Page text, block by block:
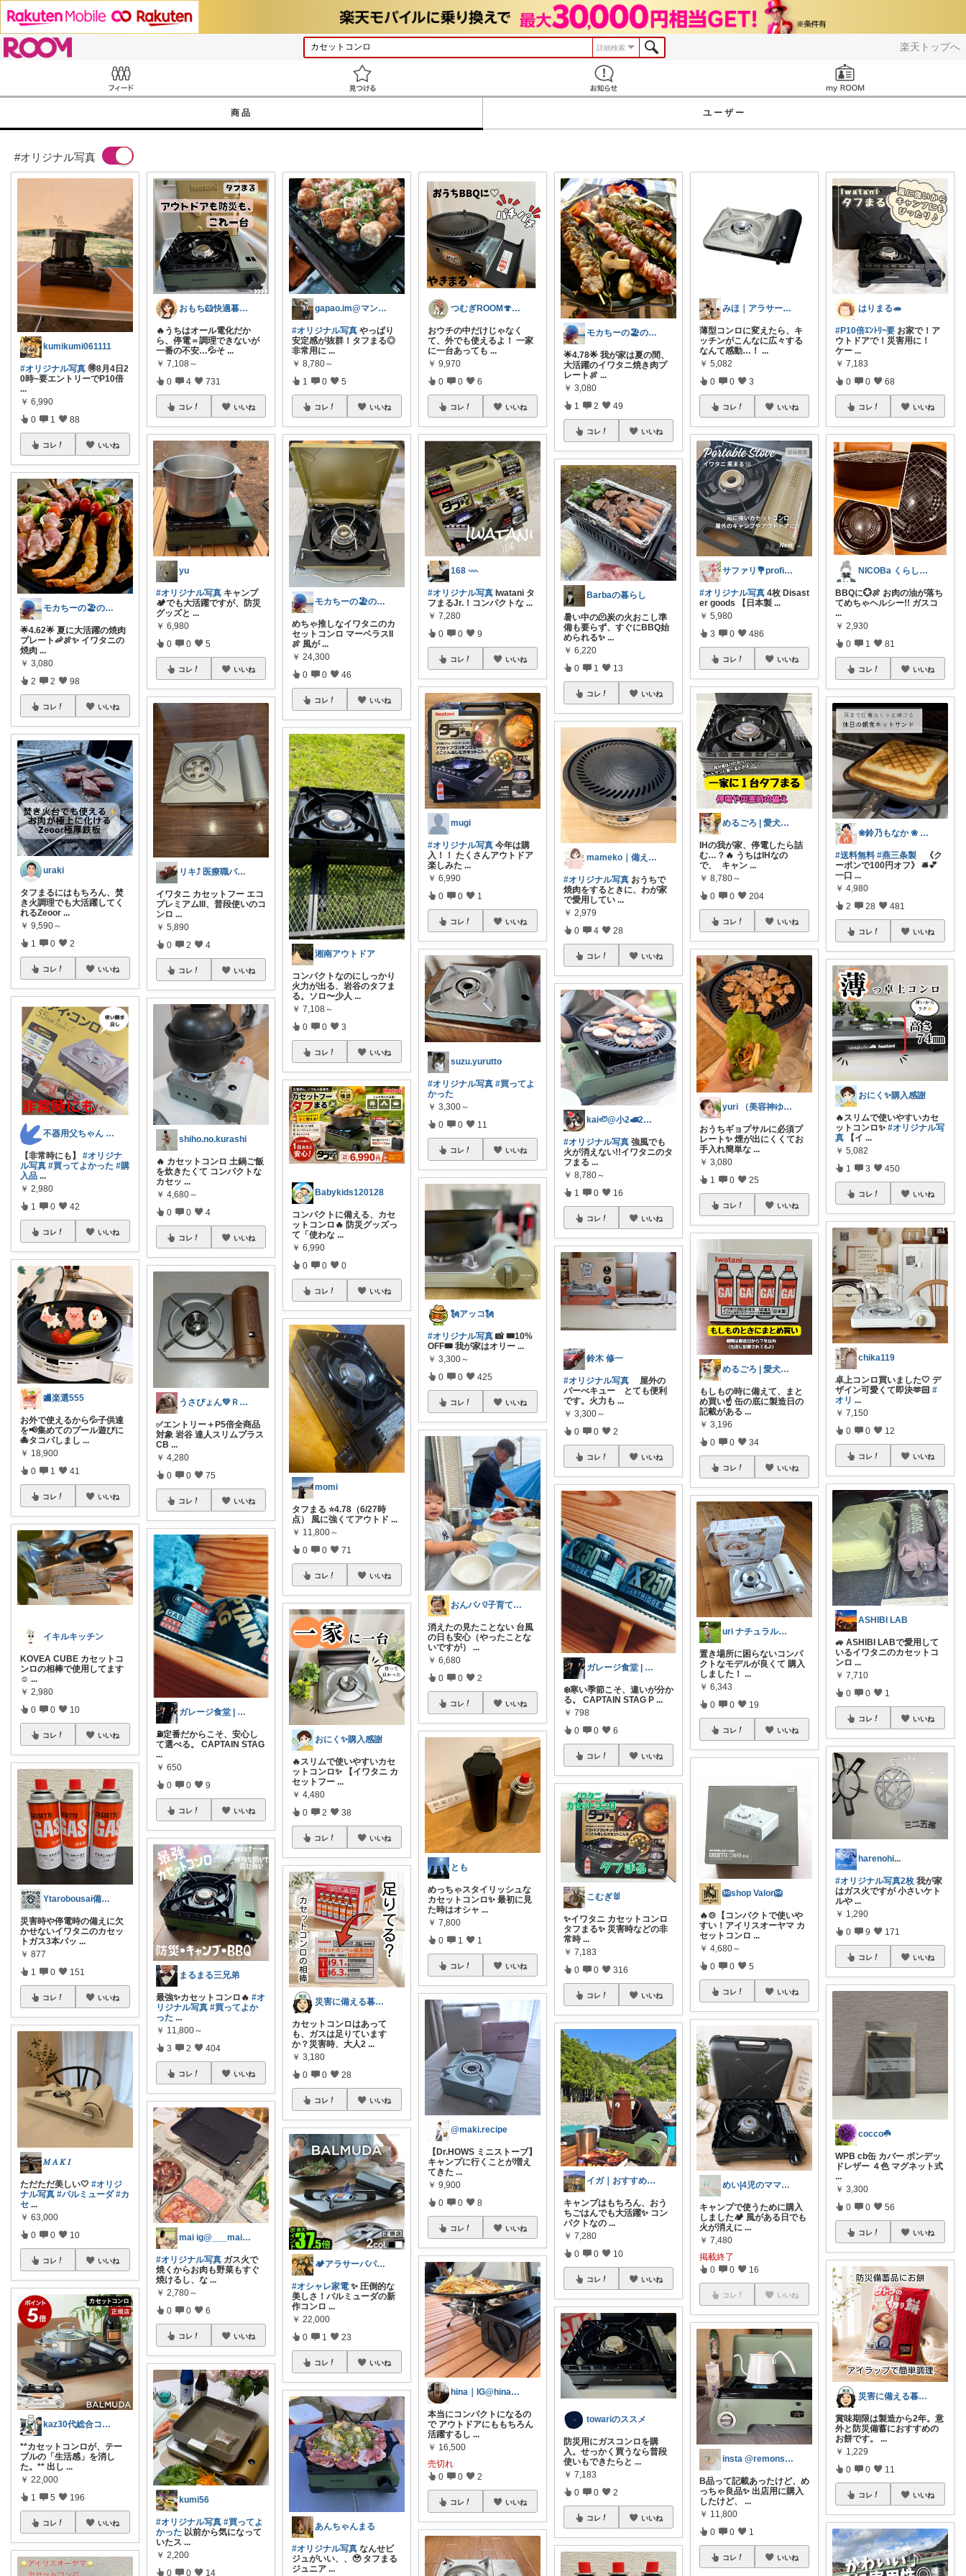
楽天トップへ
詳細検索
商品 ユーザー
#オリジナル写真
kumikumi061111
#オリジナル写真 🉐8月4日2
0時~要エントリーでP10倍
...
￥ 6,990
0 1 88
コレ いいね
モカちーの🏖️のんびりライフ🐈✨
🌟4.62🌟 夏に大活躍の焼肉
プレート🦐🍖✨ イワタニの
焼肉 ...
￥ 3,080
2 2 98
コレ いいね
uraki
タフまるにはもちろん、焚
き火調理でも大活躍してく
れるZeoor ...
￥ 9,590～
1 0 2
コレ いいね
不器用父ちゃん 送料無料お得スイーツ🍩
【非常時にも】 #オリジナ
ル写真 #買ってよかった #購
入品 ...
￥ 2,980
1 0 42
コレ いいね
🏬楽選555
お外で使えるから💦子供達
を📢集めてのプール遊びに
🐙タコパしまし ...
￥ 18,900
0 1 41
コレ いいね
イキルキッチン
KOVEA CUBE カセットコ
ンロの相棒で使用してます
☺︎ ...
￥ 2,980
0 0 10
コレ いいね
Ytarobousai備蓄食料、防災用品
災害時や停電時の備えに欠
かせないイワタニのカセッ
トガス3本パッ ...
￥ 877
1 0 151
コレ いいね
𝑀 𝐴 𝐾 𝐼
ただただ美しい🤍 #オリジ
ナル写真 #バルミューダ #カ
セ ...
￥ 63,000
0 0 10
コレ いいね
kaz30代総合コンサル勤務の日常買物
**カセットコンロが、テー
ブルの「生活感」を消し
た。** 出し ...
￥ 22,000
1 5 196
コレ いいね
おもち🐹快適暮らし🌸オリ写🪴
🔥うちはオール電化だか
ら、停電＝調理できないが
一番の不安…💦そ ...
￥ 7,108～
0 4 731
コレ いいね
yu
#オリジナル写真 キャンプ
🏕️でも大活躍ですが、防災
グッズと ...
￥ 6,980
0 0 5
コレ いいね
リキ⤴️ 医療職パパの防災備蓄
イワタニ カセットフー エコ
プレミアムIII、普段使いのコ
ンロ ...
￥ 5,890
0 2 4
コレ いいね
shiho.no.kurashi
🔥 カセットコンロ 土鍋ご飯
を炊きたくて コンパクトな
カセッ ...
￥ 4,680～
0 0 4
コレ いいね
うさぴょん💚ＲＯＯＭ♡６歳になりました
✅エントリー＋P5倍全商品
対象 岩谷 達人スリムプラス
CB ...
￥ 4,280
0 0 75
コレ いいね
ガレージ食堂 | 開業準備中
⛽定番だからこそ、安心し
て選べる。 CAPTAIN STAG
...
￥ 650
0 0 9
コレ いいね
まるまる三兄弟
最強✨カセットコンロ🔥#オ
リジナル写真 #買ってよか
った ...
￥ 11,800～
3 2 404
コレ いいね
mai ig@___maidayo
#オリジナル写真 ガス火で
焼くからお肉も野菜もすぐ
焼けるし、な ...
￥ 2,780～
0 0 6
コレ いいね
kumi56
#オリジナル写真 #買ってよ
かった 以前から気になって
いたス ...
￥ 2,200
0 0 14
gapao.im@マンションリノベ
#オリジナル写真 やっぱり
安定感が抜群！タフまる◎
非常用に ...
￥ 8,780～
1 0 5
コレ いいね
モカちーの🏖️のんびりライフ🐈✨
めちゃ推しなイワタニのカ
セットコンロ マーベラスII
🍖 風が ...
￥ 24,300
0 0 46
コレ いいね
湘南アウトドア
コンパクトなのにしっかり
火力が出る、岩谷のタフま
る。ソロ〜少人 ...
￥ 7,108～
0 0 3
コレ いいね
Babykids120128
コンパクトに備える、カセ
ットコンロ🔥 防災グッズっ
て「使わな ...
￥ 6,990
0 0 0
コレ いいね
momi
タフまる ⭐️4.78（6/27時
点） 風に強くてアウトド ...
￥ 11,800～
0 0 71
コレ いいね
おにく✨購入感謝
🔥スリムで使いやすいカセ
ットコンロ✨ 【イワタニ カ
セットフー ...
￥ 4,480
0 2 38
コレ いいね
災害に備える暮らし
カセットコンロはあって
も、ガスは足りています
か？災害時、大人2 ...
￥ 3,180
0 0 28
コレ いいね
🏕️アラサーパパのリハビリ LIFE
#オシャレ家電 ✨ 圧倒的な
美しさ！バルミューダの新
作コンロ...
￥ 22,000
0 1 23
コレ いいね
あんちゃんまる
#オリジナル写真 なんせビ
ジュがいい、、🥹 タフまる
ジュニア ...
つむぎROOM🍄ゆるりと整う暮らし👬
おウチの中だけじゃなく
て、外でも使えるよ！ 一家
に一台あっても ...
￥ 9,970
0 0 6
コレ いいね
168 𓇠
#オリジナル写真 Iwatani タ
フまるJr.！コンパクトな ...
￥ 7,280
0 0 9
コレ いいね
mugi
#オリジナル写真 今年は購
入！！ たくさんアウトドア
楽しみた ...
￥ 6,990
0 0 1
コレ いいね
suzu.yurutto
#オリジナル写真 #買ってよ
かった
￥ 3,300～
0 0 11
コレ いいね
🗽アッコ🗽
#オリジナル写真 📸 🎟10%
OFF🎟 我が家はオリー ...
￥ 3,300～
0 0 425
コレ いいね
おんパパ/子育て韓国パパ/子供服/便利G
消えたの見たことない 台風
の日も安心（やったことな
いですが）...
￥ 6,680
0 0 2
コレ いいね
とも
めっちゃスタイリッシュな
カセットコンロ✨ 最初に見
た時はオシャ ...
￥ 7,800
0 1 1
コレ いいね
@maki.recipe
【Dr.HOWS ミニストーブ】
キャンプに行くことが増え
てきた ...
￥ 9,900
0 0 8
コレ いいね
hina｜IG@hinako196
本当にコンパクトになるの
で アウトドアにももちろん
活躍するし...
￥ 16,500
売切れ
0 0 2
コレ いいね
モカちーの🏖️のんびりライフ🐈✨
🌟4.78🌟 我が家は夏の間、
大活躍のイワタニ焼き肉プ
レート🍖 ...
￥ 3,080
1 2 49
コレ いいね
Barbaの暮らし
暑い中の🫠炭の火おこし準
備も要らず、すぐにBBQ始
められる✨...
￥ 6,220
0 1 13
コレ いいね
mameko｜備える暮らし
#オリジナル写真 おうちで
焼肉をするときに、わが家
で愛用してい ...
￥ 2,979
0 4 28
コレ いいね
kai🦥@小2🚅2歳🎀
#オリジナル写真 強風でも
火が消えない!!イワタニのタ
フまる ...
￥ 8,780～
1 0 16
コレ いいね
鈴木 修一
#オリジナル写真 屋外の
バーべキュー とても便利
です。火力も ...
￥ 3,300～
0 0 2
コレ いいね
ガレージ食堂 | 開業準備中
❄️寒い季節こそ、違いが分か
る。 CAPTAIN STAG P ...
￥ 798
0 0 6
コレ いいね
こむぎ🐰
✨イワタニ カセットコンロ
タフまる✨ 災害時などの非
常時 ...
￥ 7,183
0 0 316
コレ いいね
イガ｜おすすめCampGoods
キャンプはもちろん、おう
ちごはんでも大活躍✨ コン
パクトなの ...
￥ 7,280
0 0 10
コレ いいね
towariのススメ
防災用にガスコンロを購
入。せっかく買うなら普段
使いもできたらと ...
￥ 7,183
0 0 2
コレ いいね
みほ｜アラサー主婦｜共働き｜2児育児中
薄型コンロに変えたら、キ
ッチンがこんなに広々する
なんて感動…！ ...
￥ 5,082
0 0 3
コレ いいね
サファリ‎💐profileにてお礼
#オリジナル写真 4枚 Disast
er goods 【日本製 ...
￥ 5,980
3 0 486
コレ いいね
めるごろ | 愛犬と見つける幸せセレクト
IHの我が家、停電したら詰
む…？🔥 うちはIHなの
で、 キャン ...
￥ 8,780～
0 0 204
コレ いいね
yuri （美容神ゆりちゃん）
おうちギョプサルに必須プ
レート✨ 煙が出にくくてお
手入れ簡単な ...
￥ 3,080
1 0 25
コレ いいね
めるごろ | 愛犬と見つける幸せセレクト
もしもの時に備えて、まと
め買い☝️ 缶の底に製造日の
記載がある ...
￥ 3,196
0 0 34
コレ いいね
uri ナチュラル好き🌿
置き場所に困らないコンパ
クトなモデルが良くて 購入
しました！...
￥ 6,343
0 0 19
コレ いいね
🦁shop Valor🦁
🔥🍲【コンパクトで使いや
すい！アイリスオーヤマ カ
セットコンロ ...
￥ 4,680～
0 0 5
コレ いいね
めい|4児のママおすすめ
キャンプで使うために購入
しました🏕️ 風がある日でも
火が消えに ...
￥ 7,480
掲載終了
0 0 16
コレ いいね
insta @remonsyouten
B品って記載あったけど、め
っちゃ良品✨ 出店用に購入
したけど、
...
￥ 11,800
0 0 1
コレ いいね
はりまる🦔
#P10倍ｴﾝﾄﾘｰ要 お家で！ア
ウトドアで！災害用に！
ケー ...
￥ 7,183
0 0 68
コレ いいね
NICOBa くらしとキッチン♡
BBQに💮🍖 お肉の油が落ち
てめちゃヘルシー!! ガスコ
...
￥ 2,930
0 1 81
コレ いいね
❀鈴乃もなか ❀ 穏やかさを大切に
#送料無料 #燕三条製 《ク
ーポンで100円オフ》 🛎️💕
一口 ...
￥ 4,980
2 28 481
コレ いいね
おにく✨購入感謝
🔥スリムで使いやすいカセ
ットコンロ✨#オリジナル写
真 【イ ...
￥ 5,082
1 3 450
コレ いいね
chika119
卓上コンロ買いました🤍 デ
ザイン可愛くて即決🫶🏻#
オリ ...
￥ 7,150
0 0 12
コレ いいね
ASHIBI LAB
🚙 ASHIBI LABで愛用して
いるイワタニのカセットコ
ンロ ...
￥ 7,710
0 0 1
コレ いいね
harenohi...
#オリジナル写真2枚 我が家
はガス火ですが 小さいケト
ルや...
￥ 1,290
0 9 171
コレ いいね
cocco☘️
WPB cb缶 カバー ボンデッ
ドレザー ４色 マグネット式
...
￥ 3,300
0 0 56
コレ いいね
災害に備える暮らし
賞味期限は製造から2年。意
外と防災備蓄におすすめの
お餅です。...
￥ 1,229
0 0 11
コレ いいね